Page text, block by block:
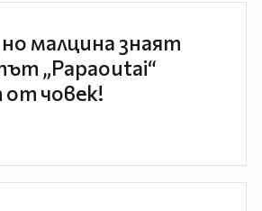
малцина знаят
„Papaoutai“
човек!